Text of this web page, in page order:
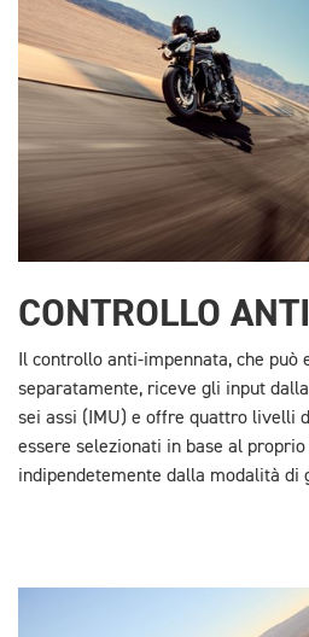
CONTROLLO
Il controllo anti-impennata, che può
separatamente, riceve gli input
sei assi (IMU) e offre quattro livelli
essere selezionati in base al
indipendetemente dalla modalità di